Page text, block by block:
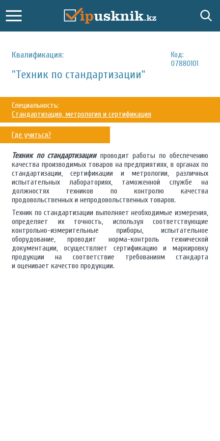
Квалификация:
Код:
07880101
"Техник по стандартизации"
Специальность:
Стандартизация, метрология и сертификация
Где учиться?
Техник по стандартизациипроводит работы по обеспечению
качества производимых товаров на предприятиях, в органах по
стандартизации, сертификации и метрологии, различных
испытательных лабораториях, таможенной службе на
должностях техников по контролю качества
продовольственных и непродовольственных товаров.
Техник по стандартизации выполняет необходимые измерения,
определяет их точность, используя соответствующие
контрольно-измерительные приборы, испытательное
оборудование, проводит норма-контроль технической
документации, осуществляет сертификацию и маркировку
продукции на соответствие требованиям стандарта
и оценивает качество продукции.